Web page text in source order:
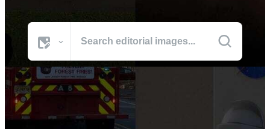
Todas Imagens
Fotos
PNGs
PSDs
Vetores